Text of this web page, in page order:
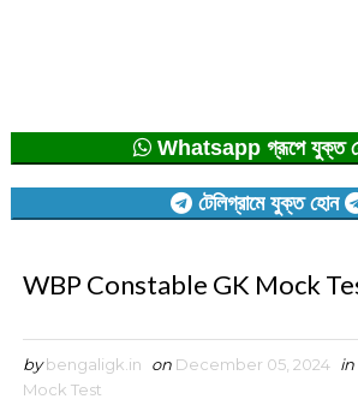
Whatsapp গ্রূপে যুক্ত
টেলিগ্রামে যুক্ত হোন
WBP Constable GK Mock
by bengaligk.in on December 05, 2024 in
Mock Test